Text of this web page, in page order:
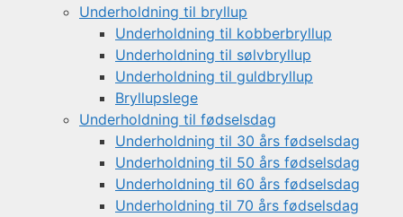
Underholdning til bryllup
Underholdning til kobberbryllup
Underholdning til sølvbryllup
Underholdning til guldbryllup
Bryllupslege
Underholdning til fødselsdag
Underholdning til 30 års fødselsdag
Underholdning til 50 års fødselsdag
Underholdning til 60 års fødselsdag
Underholdning til 70 års fødselsdag